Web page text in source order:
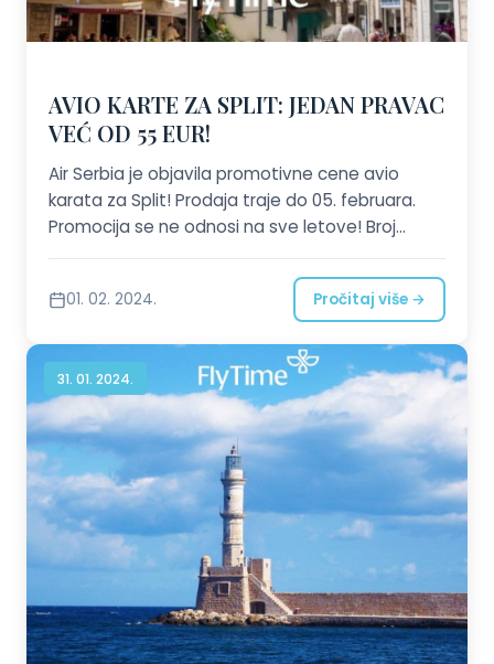
AVIO KARTE ZA SPLIT: JEDAN PRAVAC
VEĆ OD 55 EUR!
Air Serbia je objavila promotivne cene avio
karata za Split! Prodaja traje do 05. februara.
Promocija se ne odnosi na sve letove! Broj
mesta po promotivnim cenama je ograničen.
Pozovite nas ili nam pošaljite zahtev!
01. 02. 2024. Pročitaj više →
31. 01. 2024.